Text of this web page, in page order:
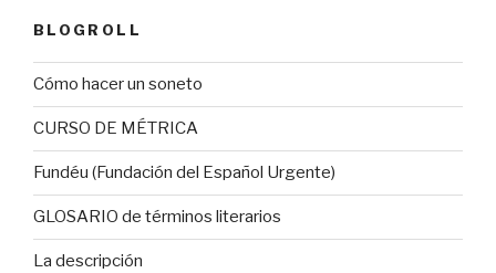
BLOGROLL
Cómo hacer un soneto
CURSO DE MÉTRICA
Fundéu (Fundación del Español Urgente)
GLOSARIO de términos literarios
La descripción